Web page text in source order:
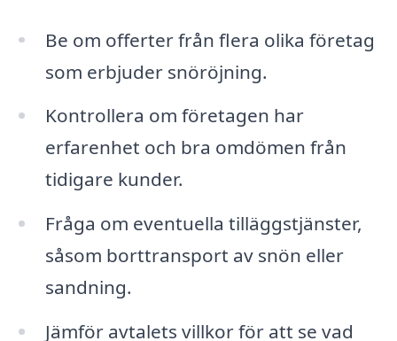
Be om offerter från flera olika företag
som erbjuder snöröjning.
Kontrollera om företagen har
erfarenhet och bra omdömen från
tidigare kunder.
Fråga om eventuella tilläggstjänster,
såsom borttransport av snön eller
sandning.
Jämför avtalets villkor för att se vad